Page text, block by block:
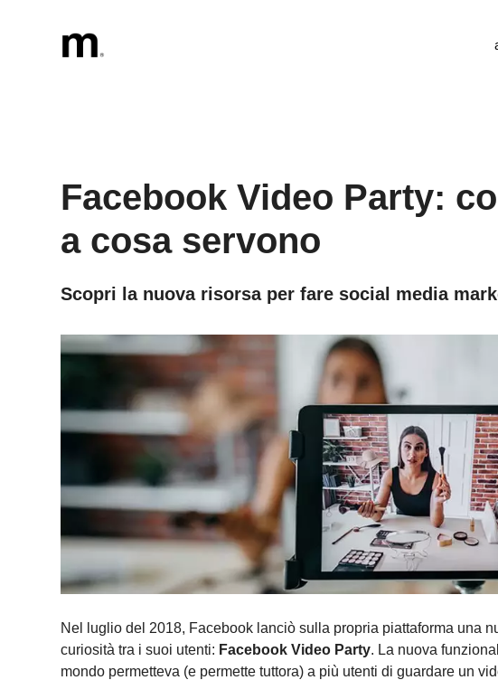
contenuto
Facebook Video Party:
a cosa servono
Scopri la nuova risorsa per fare social media
Nel luglio del 2018, Facebook lanciò sulla propria piattaforma una
curiosità tra i suoi utenti: Facebook Video Party. La nuova
mondo permetteva (e permette tuttora) a più utenti di guardare un